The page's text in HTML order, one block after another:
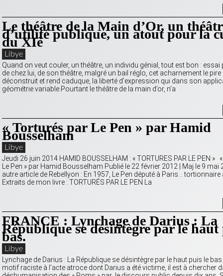
Le théâtre de la Main d’Or, un
d’utilité publique, un atout pour la
du XIè
Libye
Quand on veut couler, un théâtre, un individu génial, tout est bon : essai
de chez lui, de son théâtre, malgré un bail réglo, cet acharnement le pire
déconstruit et rend caduque, la liberté d’expression qui dans son
géométrie variable.Pourtant le théâtre de la main d’or, n’a
« Torturés par Le Pen » par Hamid
Bousselham
Libye
Jeudi 26 juin 2014 HAMID BOUSSELHAM : « TORTURES PAR LE PEN »
Le Pen » par Hamid Bousselham Publié le 22 février 2012 | Maj le 9 mai
autre article de Rebellyon : En 1957, Le Pen député à Paris… tortionnaire
Extraits de mon livre : TORTURÉS PAR LE PEN La
FRANCE : Lynchage de Darius : La
République se désintègre par le haut
bas.
Libye
Lynchage de Darius : La République se désintègre par le haut puis le
motif raciste à l’acte atroce dont Darius a été victime, il est à chercher